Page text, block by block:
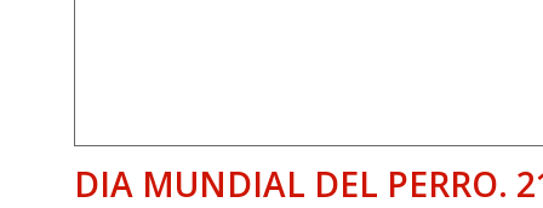
DIA MUNDIAL DEL PERRO.